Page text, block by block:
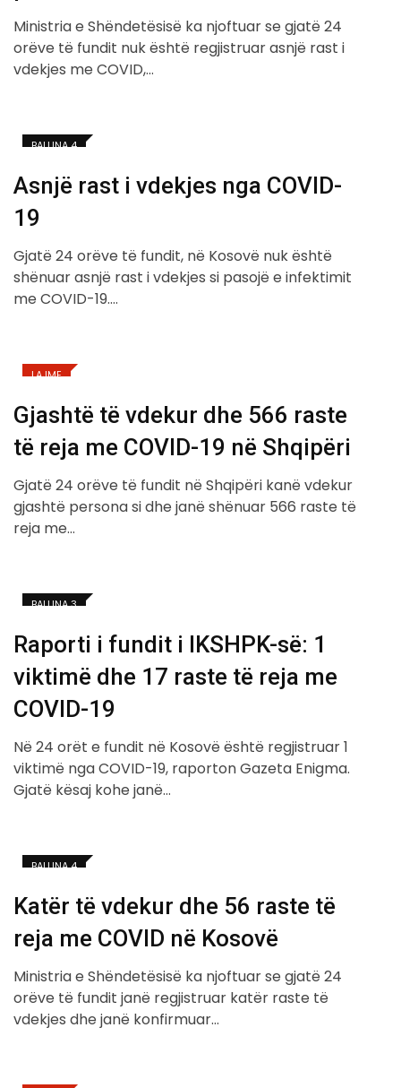
Ministria e Shëndetësisë ka njoftuar se gjatë 24
orëve të fundit nuk është regjistruar asnjë rast i
vdekjes me COVID,…
BALLINA 4
Asnjë rast i vdekjes nga COVID-
19
Gjatë 24 orëve të fundit, në Kosovë nuk është
shënuar asnjë rast i vdekjes si pasojë e infektimit
me COVID-19.…
LAJME
Gjashtë të vdekur dhe 566 raste
të reja me COVID-19 në Shqipëri
Gjatë 24 orëve të fundit në Shqipëri kanë vdekur
gjashtë persona si dhe janë shënuar 566 raste të
reja me…
BALLINA 3
Raporti i fundit i IKSHPK-së: 1
viktimë dhe 17 raste të reja me
COVID-19
Në 24 orët e fundit në Kosovë është regjistruar 1
viktimë nga COVID-19, raporton Gazeta Enigma.
Gjatë kësaj kohe janë…
BALLINA 4
Katër të vdekur dhe 56 raste të
reja me COVID në Kosovë
Ministria e Shëndetësisë ka njoftuar se gjatë 24
orëve të fundit janë regjistruar katër raste të
vdekjes dhe janë konfirmuar…